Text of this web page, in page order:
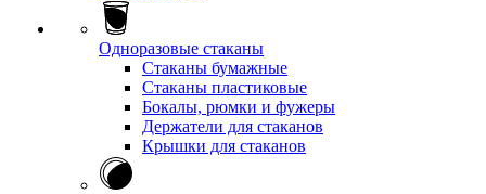
Одноразовые стаканы
Стаканы бумажные
Стаканы пластиковые
Бокалы, рюмки и фужеры
Держатели для стаканов
Крышки для стаканов